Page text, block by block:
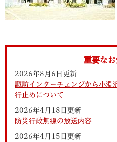
重要な
2026年8月6日更新
諏訪インターチェンジから小淵
行止めについて
2026年4月18日更新
防災行政無線の放送内容
2026年4月15日更新